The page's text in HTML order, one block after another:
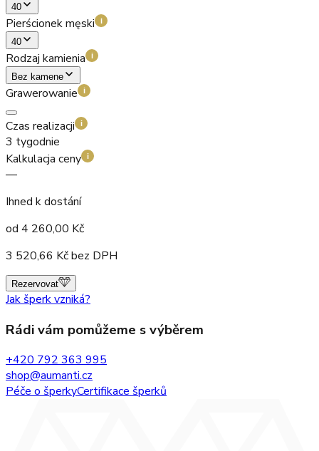
40
Pierścionek męski i
40
Rodzaj kamienia i
Bez kamene
Grawerowanie i
Czas realizacji i
3 tygodnie
Kalkulacja ceny
i
—
Ihned k dostání
od 4 260,00 Kč
3 520,66 Kč bez DPH
Rezervovat
Jak šperk vzniká?
Rádi vám pomůžeme s výběrem
+420 792 363 995
shop@aumanti.cz
Péče o šperkyCertifikace šperků